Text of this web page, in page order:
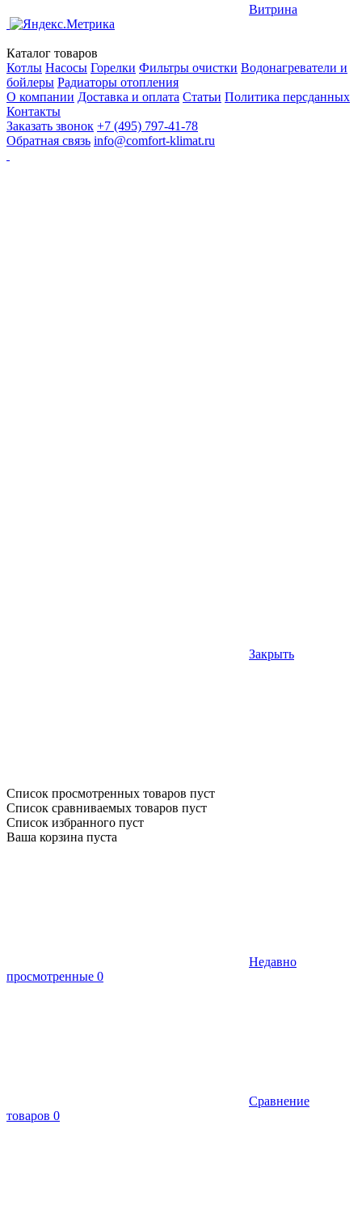
Витрина
Каталог товаров
Котлы Насосы Горелки Фильтры очистки Водонагреватели и
бойлеры Радиаторы отопления
О компании Доставка и оплата Статьи Политика персданных
Контакты
Заказать звонок +7 (495) 797-41-78
Обратная связь info@comfort-klimat.ru
Закрыть
Список просмотренных товаров пуст
Список сравниваемых товаров пуст
Список избранного пуст
Ваша корзина пуста
Недавно
просмотренные 0
Сравнение
товаров 0